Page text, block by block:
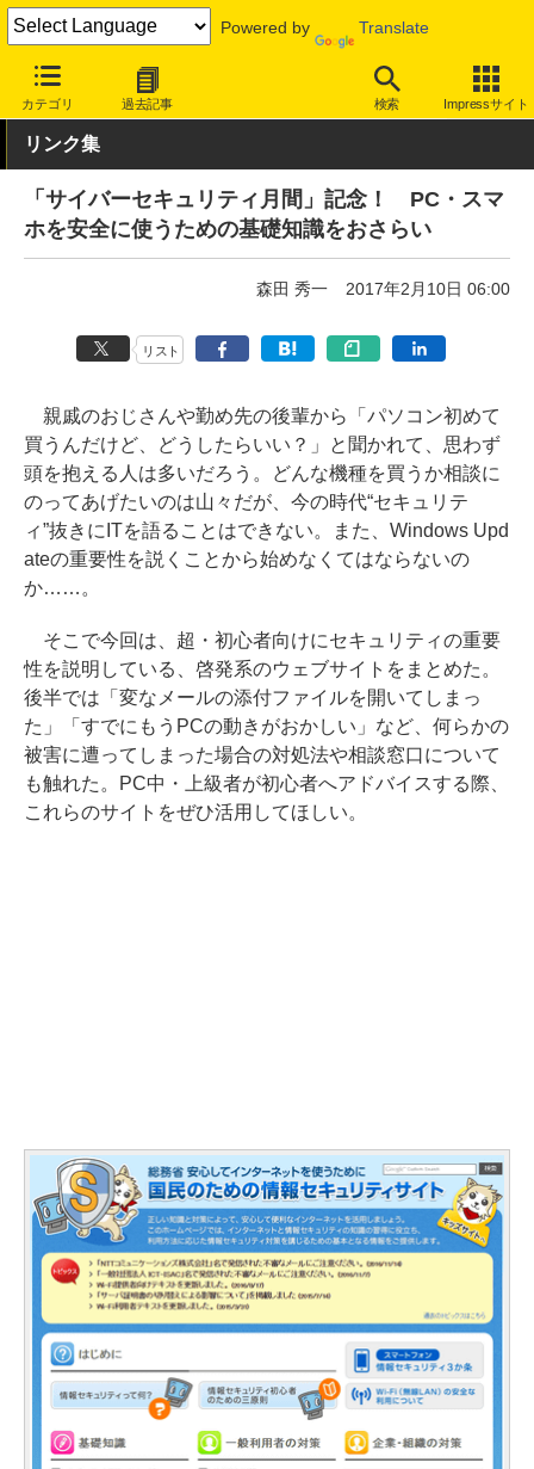
Powered by Translate
カテゴリ 過去記事 検索 Impressサイト
INTERNET Watch トピック その他
リンク集
「サイバーセキュリティ月間」記念！ PC・スマ
ホを安全に使うための基礎知識をおさらい
森田 秀一 2017年2月10日 06:00
リスト
親戚のおじさんや勤め先の後輩から「パソコン初めて
買うんだけど、どうしたらいい？」と聞かれて、思わず
頭を抱える人は多いだろう。どんな機種を買うか相談に
のってあげたいのは山々だが、今の時代“セキュリテ
ィ”抜きにITを語ることはできない。また、Windows Upd
ateの重要性を説くことから始めなくてはならないの
か……。
そこで今回は、超・初心者向けにセキュリティの重要
性を説明している、啓発系のウェブサイトをまとめた。
後半では「変なメールの添付ファイルを開いてしまっ
た」「すでにもうPCの動きがおかしい」など、何らかの
被害に遭ってしまった場合の対処法や相談窓口について
も触れた。PC中・上級者が初心者へアドバイスする際、
これらのサイトをぜひ活用してほしい。